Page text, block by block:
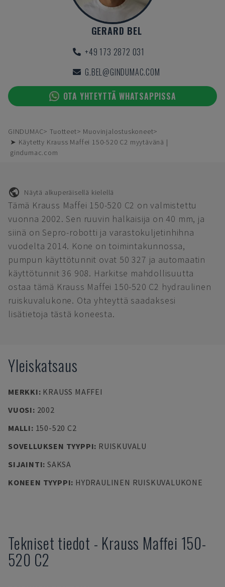
GERARD BEL
+49 173 2872 031
G.BEL@GINDUMAC.COM
OTA YHTEYTTÄ WHATSAPPISSA
GINDUMAC Tuotteet
Muovinjalostuskoneet
➤ Käytetty Krauss Maffei 150-520 C2 myytävänä |
gindumac.com
Näytä alkuperäisellä kielellä
Tämä Krauss Maffei 150-520 C2 on valmistettu
vuonna 2002. Sen ruuvin halkaisija on 40 mm, ja
siinä on Sepro-robotti ja varastokuljetinhihna
vuodelta 2014. Kone on toimintakunnossa,
pumpun käyttötunnit ovat 50 327 ja automaatin
käyttötunnit 36 908. Harkitse mahdollisuutta
ostaa tämä Krauss Maffei 150-520 C2 hydraulinen
ruiskuvalukone. Ota yhteyttä saadaksesi
lisätietoja tästä koneesta.
Yleiskatsaus
MERKKI: KRAUSS MAFFEI
VUOSI: 2002
MALLI: 150-520 C2
SOVELLUKSEN TYYPPI: RUISKUVALU
SIJAINTI: SAKSA
KONEEN TYYPPI: HYDRAULINEN RUISKUVALUKONE
Tekniset tiedot - Krauss Maffei 150-
520 C2